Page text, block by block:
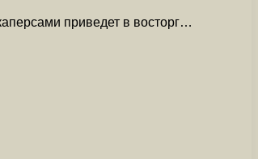
приведет в восторг…